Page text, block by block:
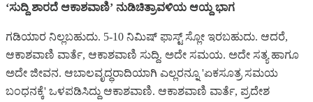
‘ಸುದ್ದಿ ಶಾರದೆ ಆಕಾಶವಾಣಿ’ ನುಡಿಚಿತ್ರಾವಳಿಯ ಆಯ್ದ ಭಾಗ
ಗಡಿಯಾರ ನಿಲ್ಲಬಹುದು. 5-10 ನಿಮಿಷ್ ಫಾಸ್ಟ್ ಸ್ಲೋ ಇರಬಹುದು. ಆದರೆ,
ಆಕಾಶವಾಣಿ ವಾರ್ತೆ, ಆಕಾಶವಾಣಿ ಸುದ್ದಿ. ಅದೇ ಸಮಯ. ಅದೇ ಸತ್ಯ ಹಾಗೂ
ಅದೇ ಜೀವನ. ಆಬಾಲವೃದ್ಧರಾದಿಯಾಗಿ ಎಲ್ಲರನ್ನೂ 'ಏಕಸೂತ್ರ ಸಮಯ
ಬಂಧನಕ್ಕೆ' ಒಳಪಡಿಸಿದ್ದು ಆಕಾಶವಾಣಿ. ಆಕಾಶವಾಣಿ ವಾರ್ತೆ, ಪ್ರದೇಶ